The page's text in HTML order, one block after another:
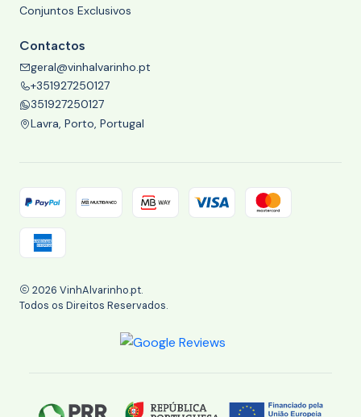
Conjuntos Exclusivos
Contactos
geral@vinhalvarinho.pt
+351927250127
351927250127
Lavra, Porto, Portugal
2026 VinhAlvarinho.pt.
Todos os Direitos Reservados.